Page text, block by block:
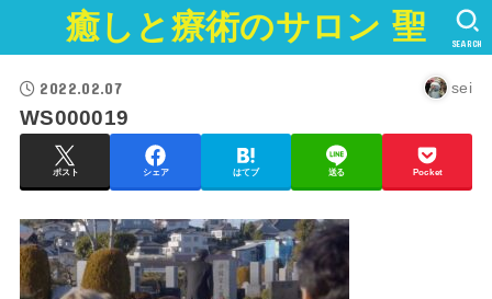
癒しと療術のサロン 聖 SEARCH
2022.02.07 sei
WS000019
ポスト シェア はてブ 送る Pocket